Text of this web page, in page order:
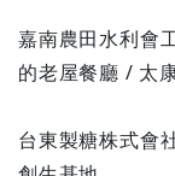
嘉南農田水利會
的老屋餐廳 / 太
台東製糖株式會